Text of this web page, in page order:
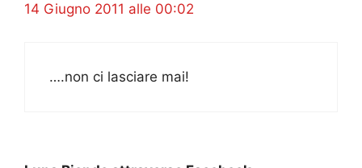
14 Giugno 2011 alle 00:02
….non ci lasciare mai!